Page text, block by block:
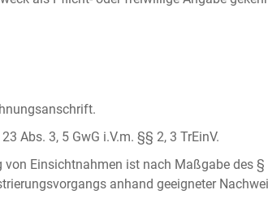
Abs. 3, 5 GwG i.V.m. §§ 2, 3 TrEinV.
von Einsichtnahmen ist nach Maßgabe des
anhand geeigneter